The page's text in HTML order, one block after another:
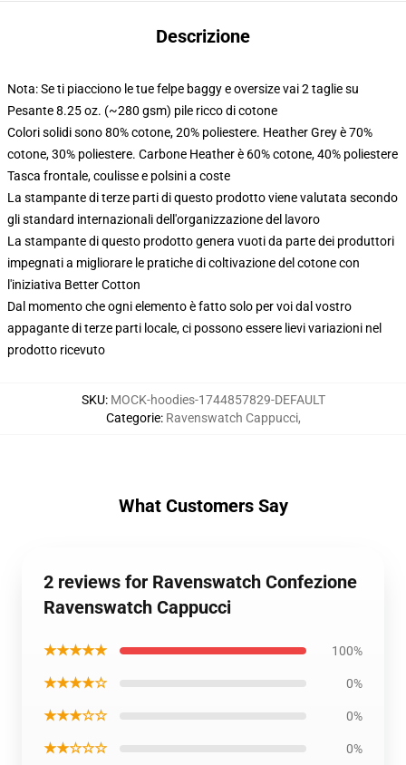
Descrizione
Nota: Se ti piacciono le tue felpe baggy e oversize vai 2 taglie su
Pesante 8.25 oz. (~280 gsm) pile ricco di cotone
Colori solidi sono 80% cotone, 20% poliestere. Heather Grey è 70%
cotone, 30% poliestere. Carbone Heather è 60% cotone, 40% poliestere
Tasca frontale, coulisse e polsini a coste
La stampante di terze parti di questo prodotto viene valutata secondo
gli standard internazionali dell'organizzazione del lavoro
La stampante di questo prodotto genera vuoti da parte dei produttori
impegnati a migliorare le pratiche di coltivazione del cotone con
l'iniziativa Better Cotton
Dal momento che ogni elemento è fatto solo per voi dal vostro
appagante di terze parti locale, ci possono essere lievi variazioni nel
prodotto ricevuto
SKU: MOCK-hoodies-1744857829-DEFAULT
Categorie: Ravenswatch Cappucci,
What Customers Say
2 reviews for Ravenswatch Confezione
Ravenswatch Cappucci
★★★★★ 100%
★★★★☆ 0%
★★★☆☆ 0%
★★☆☆☆ 0%